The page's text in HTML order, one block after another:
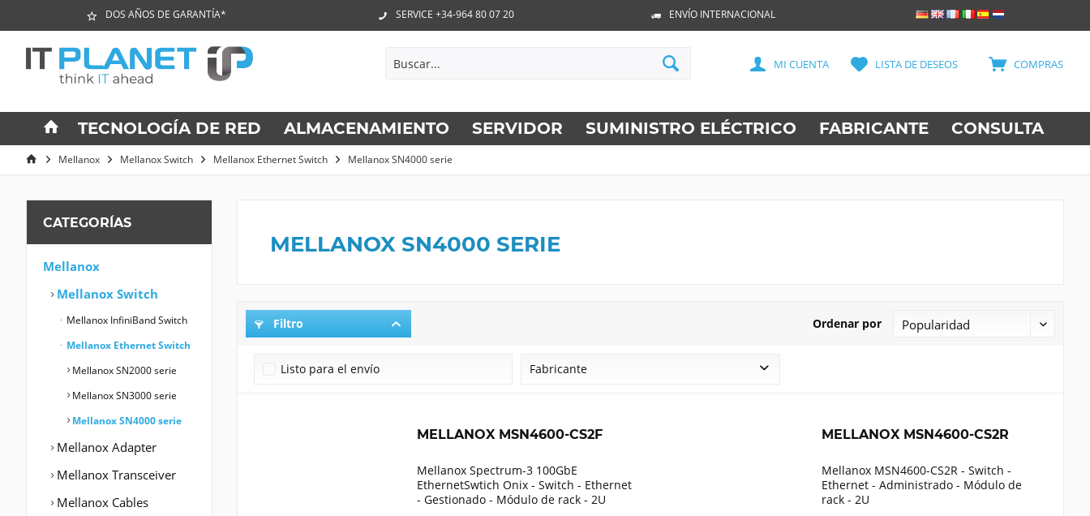
DOS AÑOS DE GARANTÍA* SERVICE +34-964 80 07 20 ENVÍO INTERNACIONAL
COMPRAS
LISTA DE DESEOS
MI CUENTA
TECNOLOGÍA DE RED ALMACENAMIENTO SERVIDOR SUMINISTRO ELÉCTRICO FABRICANTE CONSULTA
Mellanox Mellanox Switch Mellanox Ethernet Switch Mellanox SN4000 serie
CATEGORÍAS
Mellanox
Mellanox Switch
Mellanox InfiniBand Switch
Mellanox Ethernet Switch
Mellanox SN2000 serie
Mellanox SN3000 serie
Mellanox SN4000 serie
Mellanox Adapter
Mellanox Transceiver
Mellanox Cables
MELLANOX SN4000 SERIE
Filtro Ordenar por
Listo para el envío Fabricante
MELLANOX MSN4600-CS2F
Mellanox Spectrum-3 100GbE
EthernetSwtich Onix - Switch - Ethernet
- Gestionado - Módulo de rack - 2U
MELLANOX MSN4600-CS2R
Mellanox MSN4600-CS2R - Switch -
Ethernet - Administrado - Módulo de
rack - 2U